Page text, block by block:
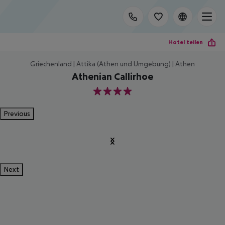
Hotel teilen
Griechenland | Attika (Athen und Umgebung) | Athen
Athenian Callirhoe
4
Previous
Next